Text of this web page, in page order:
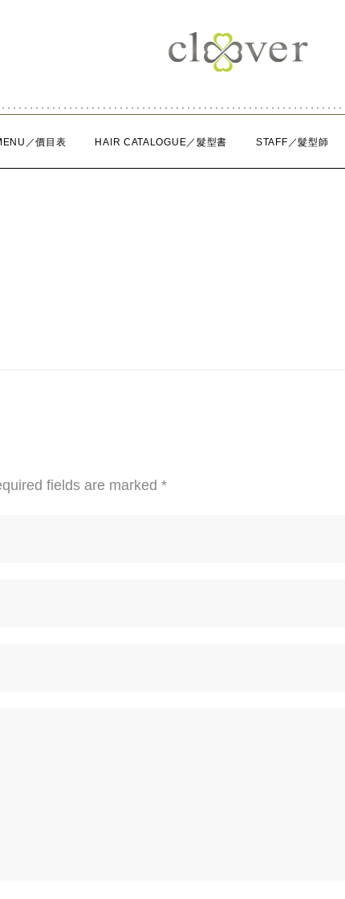
／價目表 HAIR CATALOGUE／髮型書 STAFF／髮型師
fields are marked *